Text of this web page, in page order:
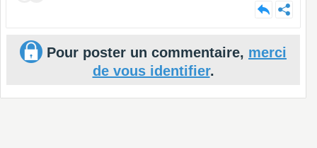
Pour poster un commentaire, merci
de vous identifier.